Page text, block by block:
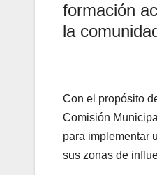
formación
la
Con el propósito
Comisión
para implementar
sus zonas de